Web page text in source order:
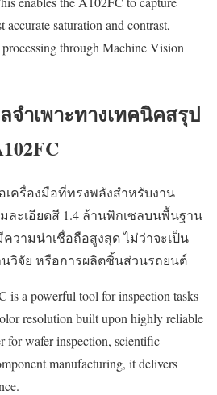
saturation and contrast,
through Machine Vision
ำเพาะทางเทคนิคสรุป
เครื่องมือที่ทรงพลังสำหรับงาน
ละเอียดสี 1.4 ล้านพิกเซลบนพื้นฐาน
วามน่าเชื่อถือสูงสุด ไม่ว่าจะเป็น
นวิจัย หรือการผลิตชิ้นส่วนรถยนต์
is a powerful tool for inspection tasks
resolution built upon highly reliable
for wafer inspection, scientific
manufacturing, it delivers